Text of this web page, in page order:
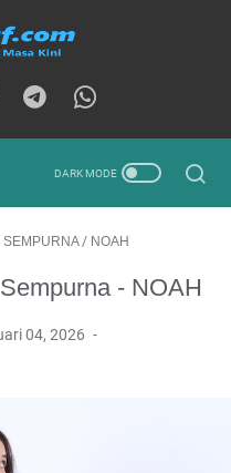
SEMPURNA / NOAH
- NOAH
04, 2026